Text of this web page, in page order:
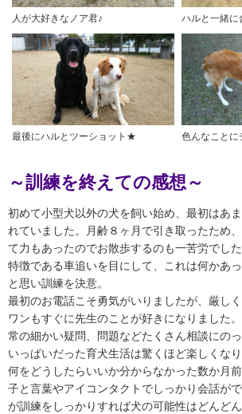
人が大好きなノア君♪ ハルと一緒
色んなことに
最後にハルとツーショット★
～訓練を終えての感想～
初めて小型犬以外の犬を飼い始め、最初はあ
れていました。月齢８ヶ月で引き取ったため
て力もあったのでお散歩するのも一苦労でし
特徴である車追いを目にして、これは何かあ
と思い訓練を決意。
最初のお電話こそ勇気がいりましたが、厳し
ワンもすぐに先生のことが好きになりました
常の細かい疑問、問題などたくさん相談にの
いっぱいだった育犬生活は驚くほど楽しくなり
何をどうしたらいいか分からなかった数か月
子と言葉やアイコンタクトでしっかり会話が
が訓練をしっかりすれば犬の可能性はどんど